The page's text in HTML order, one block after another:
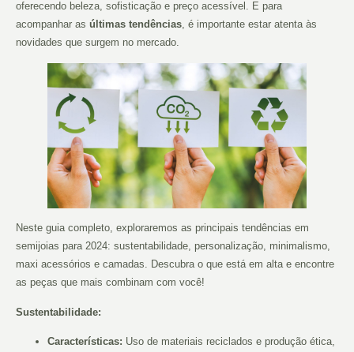
oferecendo beleza, sofisticação e preço acessível. E para
acompanhar as últimas tendências, é importante estar atenta às
novidades que surgem no mercado.
Neste guia completo, exploraremos as principais tendências em
semijoias para 2024: sustentabilidade, personalização, minimalismo,
maxi acessórios e camadas. Descubra o que está em alta e encontre
as peças que mais combinam com você!
Sustentabilidade:
Características: Uso de materiais reciclados e produção ética,